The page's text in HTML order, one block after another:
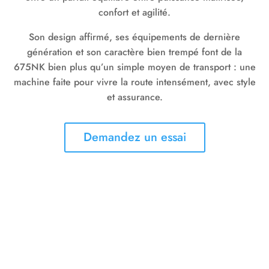
confort et agilité.
Son design affirmé, ses équipements de dernière
génération et son caractère bien trempé font de la
675NK bien plus qu’un simple moyen de transport : une
machine faite pour vivre la route intensément, avec style
et assurance.
Demandez un essai